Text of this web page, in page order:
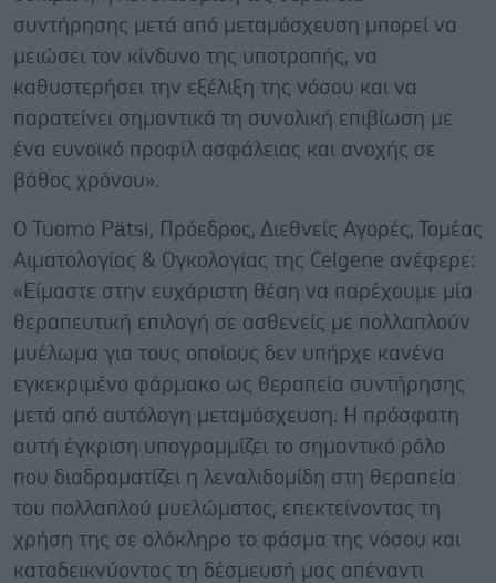
συντήρησης μετά από μεταμόσχευση μπορεί να
μειώσει τον κίνδυνο της υποτροπής, να
καθυστερήσει την εξέλιξη της νόσου και να
παρατείνει σημαντικά τη συνολική επιβίωση με
ένα ευνοϊκό προφίλ ασφάλειας και ανοχής σε
βάθος χρόνου».
Ο Tuomo Pätsi, Πρόεδρος, Διεθνείς Αγορές, Τομέας
Αιματολογίας & Ογκολογίας της Celgene ανέφερε:
«Είμαστε στην ευχάριστη θέση να παρέχουμε μία
θεραπευτική επιλογή σε ασθενείς με πολλαπλούν
μυέλωμα για τους οποίους δεν υπήρχε κανένα
εγκεκριμένο φάρμακο ως θεραπεία συντήρησης
μετά από αυτόλογη μεταμόσχευση. Η πρόσφατη
αυτή έγκριση υπογραμμίζει το σημαντικό ρόλο
που διαδραματίζει η λεναλιδομίδη στη θεραπεία
του πολλαπλού μυελώματος, επεκτείνοντας τη
χρήση της σε ολόκληρο το φάσμα της νόσου και
καταδεικνύοντας τη δέσμευσή μας απέναντι